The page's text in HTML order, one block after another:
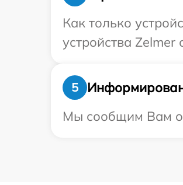
Как только
устройства
5
Мы сообщим Вам о